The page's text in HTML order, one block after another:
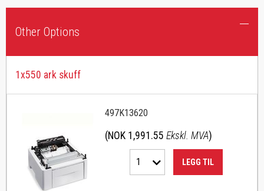
Other Options
1x550 ark skuff
497K13620
(NOK 1,991.55 Ekskl. MVA)
1 LEGG TIL